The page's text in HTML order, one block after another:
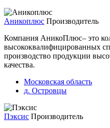
Аникоплюс Производитель
Компания АникоПлюс– это
высококвалифицированных
производство продукции
качества.
Московская область
д. Островцы
Пэксис Производитель